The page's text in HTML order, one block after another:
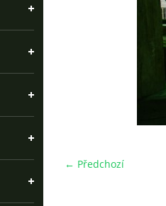
← Předchozí